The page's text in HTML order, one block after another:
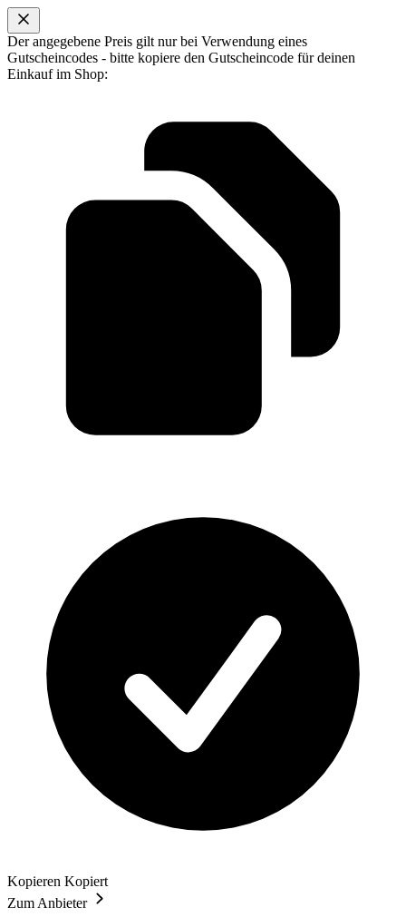
Der angegebene Preis gilt nur bei Verwendung eines
Gutscheincodes - bitte kopiere den Gutscheincode für deinen
Einkauf im Shop:
Kopieren Kopiert
Zum Anbieter